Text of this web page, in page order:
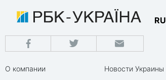
RU
О компании
Новости Украины